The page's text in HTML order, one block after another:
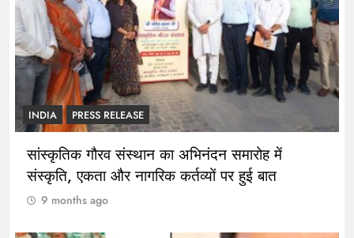
INDIA PRESS RELEASE
सांस्कृतिक गौरव संस्थान का अभिनंदन समारोह में
संस्कृति, एकता और नागरिक कर्तव्यों पर हुई बात
9 months ago